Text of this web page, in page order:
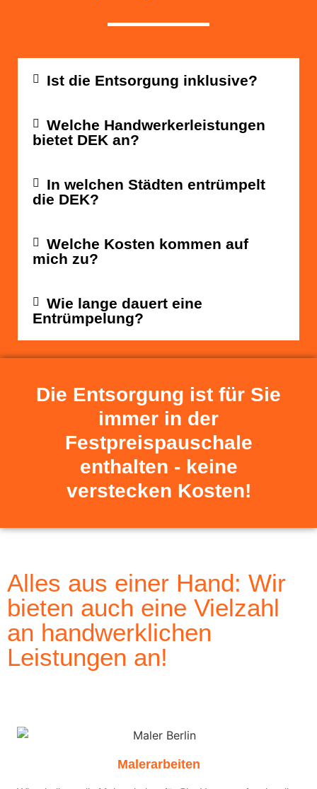
Ist die Entsorgung inklusive?
Welche Handwerkerleistungen
bietet DEK an?
In welchen Städten entrümpelt
die DEK?
Welche Kosten kommen auf
mich zu?
Wie lange dauert eine
Entrümpelung?
Die Entsorgung ist für Sie
immer in der
Festpreispauschale
enthalten - keine
verstecken Kosten!
Alles aus einer Hand: Wir
bieten auch eine Vielzahl
an handwerklichen
Leistungen an!
Malerarbeiten